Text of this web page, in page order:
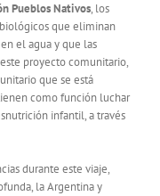
Pueblos Nativos, los
que eliminan
el agua y que las
proyecto comunitario,
que se está
como función luchar
infantil, a través
durante este viaje,
la Argentina y